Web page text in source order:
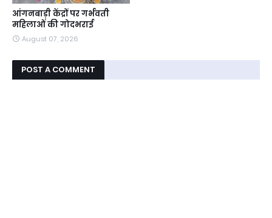
आंगनबाड़ी केंद्रों पर गर्भवती
महिलाओं की गोदभराई
August 07, 2026
POST A COMMENT